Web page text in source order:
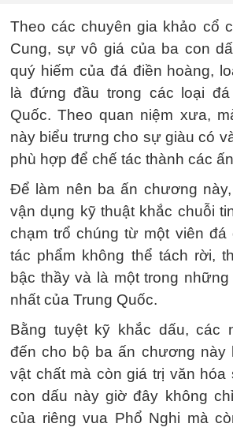
Theo các chuyên gia khảo cổ
Cung, sự vô giá của ba con
quý hiếm của đá điền hoàng,
là đứng đầu trong các loại
Quốc. Theo quan niệm xưa,
này biểu trưng cho sự giàu có
phù hợp để chế tác thành các
Để làm nên ba ấn chương
vận dụng kỹ thuật khắc chuỗi
chạm trổ chúng từ một viên đá
tác phẩm không thể tách rời,
bậc thầy và là một trong
nhất của Trung Quốc.
Bằng tuyệt kỹ khắc dấu, các
đến cho bộ ba ấn chương này
vật chất mà còn giá trị văn hóa
con dấu này giờ đây không
của riêng vua Phổ Nghi mà